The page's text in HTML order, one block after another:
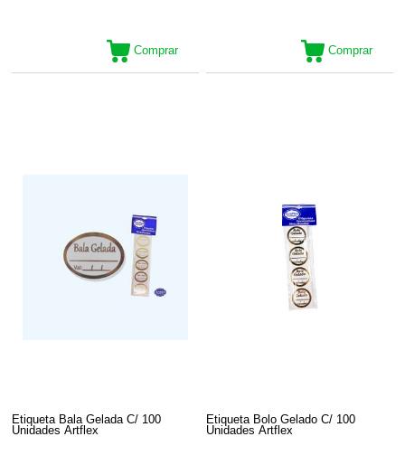
Comprar Comprar
Etiqueta Bala Gelada C/ 100
Unidades Artflex
Etiqueta Bolo Gelado C/ 100
Unidades Artflex